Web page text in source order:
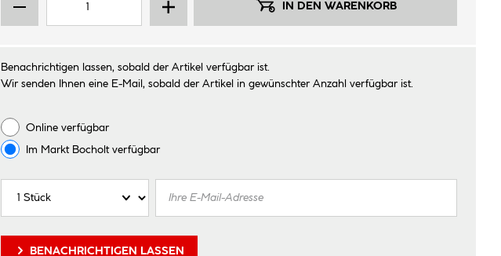
IN DEN WARENKORB
Benachrichtigen lassen, sobald der Artikel verfügbar ist.
Wir senden Ihnen eine E-Mail, sobald der Artikel in gewünschter Anzahl verfügbar ist.
Online verfügbar
Im Markt Bocholtverfügbar
BENACHRICHTIGEN LASSEN